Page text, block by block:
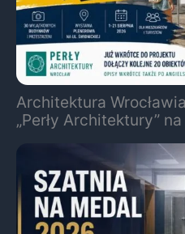
Architektura
„Perły Architektury”